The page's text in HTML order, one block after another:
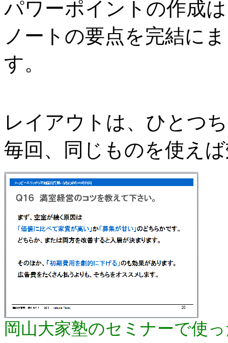
パワーポイントの作成
ノートの要点を完結に
す。
レイアウトは、ひとつ
毎回、同じものを使え
岡山大家塾のセミナーで使